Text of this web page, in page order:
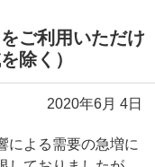
ご利用いただけ
除く）
2020年6月 4日
による需要の急増に